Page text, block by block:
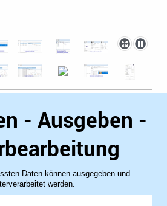
- Ausgeben -
Daten können ausgegeben und
werden.